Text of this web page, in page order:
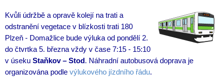
Kvůli údržbě a opravě kolejí na trati a
odstranění vegetace v blízkosti trati 180
Plzeň - Domažlice bude výluka od pondělí 2.
do čtvrtka 5. března vždy v čase 7:15 - 15:10
v úseku Staňkov – Stod. Náhradní autobusová doprava je
organizována podle výlukového jízdního řádu.